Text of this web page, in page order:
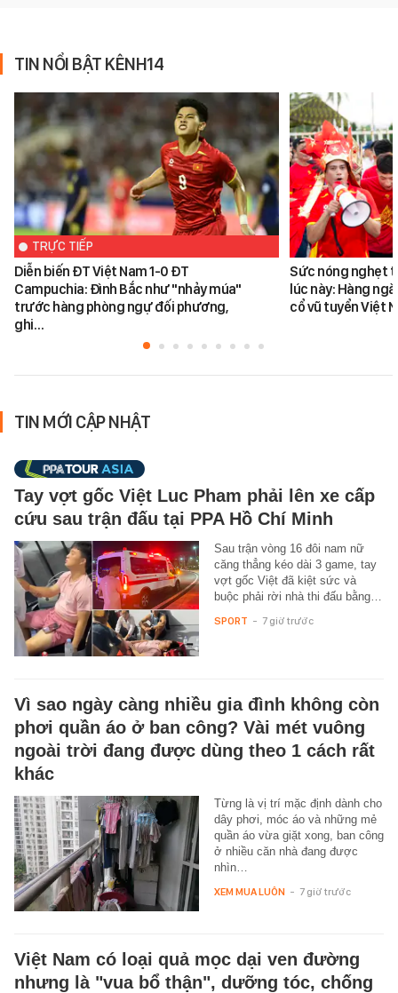
TIN NỔI BẬT KÊNH14
TRỰC TIẾP
Diễn biến ĐT Việt Nam 1-0 ĐT
Campuchia: Đình Bắc như "nhảy múa"
trước hàng phòng ngự đối phương,
ghi…
Sức nóng nghẹt
lúc này: Hàng
cổ vũ tuyển Việt
TIN MỚI CẬP NHẬT
Tay vợt gốc Việt Luc Pham phải lên xe cấp
cứu sau trận đấu tại PPA Hồ Chí Minh
Sau trận vòng 16 đôi nam nữ
căng thẳng kéo dài 3 game, tay
vợt gốc Việt đã kiệt sức và
buộc phải rời nhà thi đấu bằng…
SPORT - 7 giờ trước
Vì sao ngày càng nhiều gia đình không còn
phơi quần áo ở ban công? Vài mét vuông
ngoài trời đang được dùng theo 1 cách rất
khác
Từng là vị trí mặc định dành cho
dây phơi, móc áo và những mẻ
quần áo vừa giặt xong, ban công
ở nhiều căn nhà đang được
nhìn…
XEM MUA LUÔN - 7 giờ trước
Việt Nam có loại quả mọc dại ven đường
nhưng là "vua bổ thận", dưỡng tóc, chống